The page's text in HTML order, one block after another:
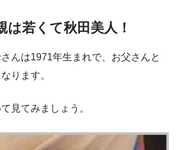
は若くて秋田美人！
んは1971年生まれで、お父さんと
ります。
見てみましょう。